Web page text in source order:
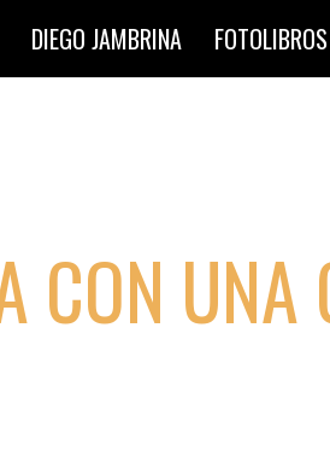
DIEGO JAMBRINA FOTOLIBROS
CON UNA